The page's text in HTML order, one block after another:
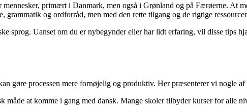
primært i Danmark, men også i Grønland og på Færøerne. At
grammatik og ordforråd, men med den rette tilgang og de rigtige
sprog. Uanset om du er nybegynder eller har lidt erfaring, vil disse tips
gøre processen mere fornøjelig og produktiv. Her præsenterer vi nogle
at komme i gang med dansk. Mange skoler tilbyder kurser for alle